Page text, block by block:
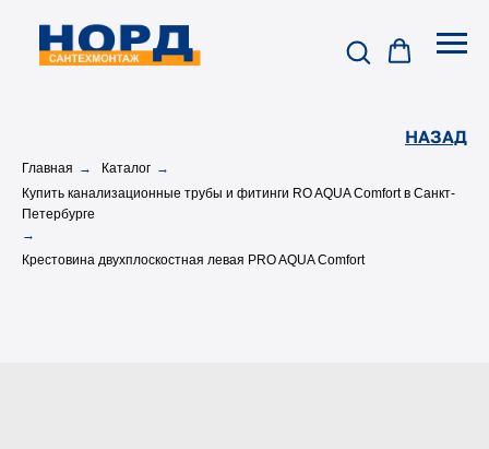
НАЗАД
Главная → Каталог →
Купить канализационные трубы и фитинги RO AQUA Comfort в Санкт-
Петербурге
→
Крестовина двухплоскостная левая PRO AQUA Comfort